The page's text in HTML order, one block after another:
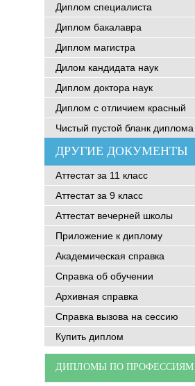
Диплом специалиста
Диплом бакалавра
Диплом магистра
Дилом кандидата наук
Диплом доктора наук
Диплом с отличием красный
Чистый пустой бланк диплома
ДРУГИЕ ДОКУМЕНТЫ
Аттестат за 11 класс
Аттестат за 9 класс
Аттестат вечерней школы
Приложение к диплому
Академическая справка
Справка об обучении
Архивная справка
Справка вызова на сессию
Купить диплом
ДИПЛОМЫ ПО ПРОФЕССИЯМ